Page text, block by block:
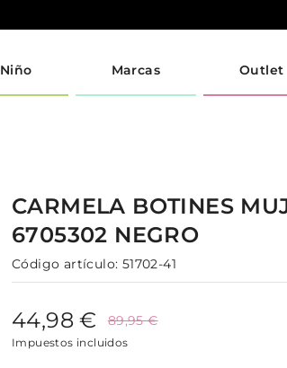
Niño Marcas Outlet
CARMELA BOTINES
6705302 NEGRO
Código artículo: 51702-41
44,98 € 89,95 €
Impuestos incluidos